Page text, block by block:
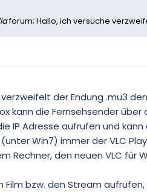
forum; Hallo, ich versuche
der Endung .mu3
kann die Fernsehsender
IP Adresse aufrufen und
Win7) immer der VLC
Rechner, den neuen VLC für
Film bzw. den Stream